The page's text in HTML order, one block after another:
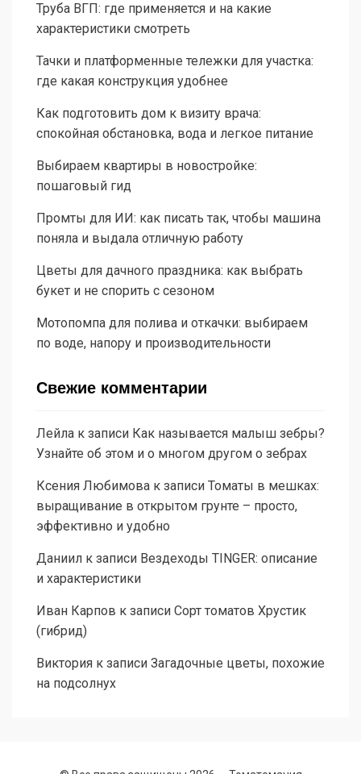
Труба ВГП: где применяется и на какие
характеристики смотреть
Тачки и платформенные тележки для участка:
где какая конструкция удобнее
Как подготовить дом к визиту врача:
спокойная обстановка, вода и легкое питание
Выбираем квартиры в новостройке:
пошаговый гид
Промты для ИИ: как писать так, чтобы машина
поняла и выдала отличную работу
Цветы для дачного праздника: как выбрать
букет и не спорить с сезоном
Мотопомпа для полива и откачки: выбираем
по воде, напору и производительности
Свежие комментарии
Лейла к записи Как называется малыш зебры?
Узнайте об этом и о многом другом о зебрах
Ксения Любимова к записи Томаты в мешках:
выращивание в открытом грунте – просто,
эффективно и удобно
Даниил к записи Вездеходы TINGER: описание
и характеристики
Иван Карпов к записи Сорт томатов Хрустик
(гибрид)
Виктория к записи Загадочные цветы, похожие
на подсолнух